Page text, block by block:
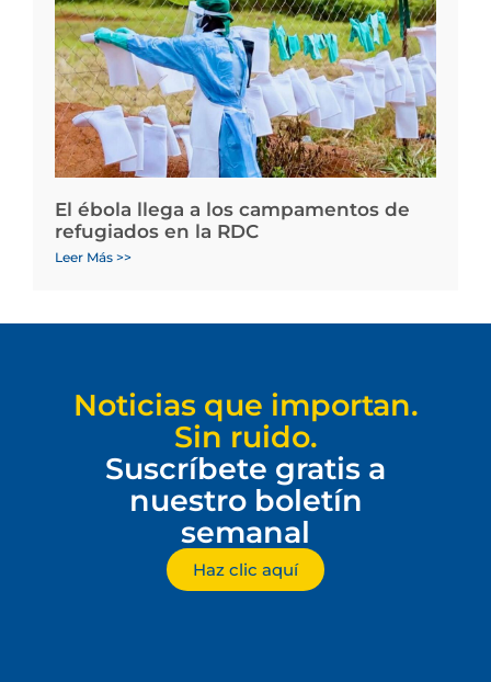
El ébola llega a los campamentos de
refugiados en la RDC
Leer Más >>
Noticias que importan.
Sin ruido.
Suscríbete gratis a
nuestro boletín
semanal
Haz clic aquí